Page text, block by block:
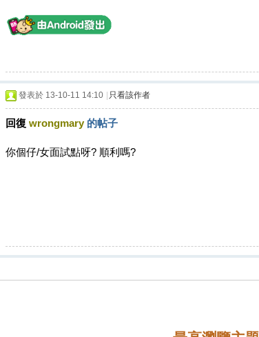
發表於 13-10-11 14:10 只看該作者
回復 wrongmary的帖子
你個仔/女面試點呀? 順利嗎?